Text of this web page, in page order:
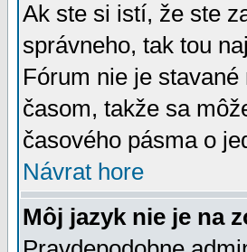
Ak ste si istí, že ste
správneho, tak tou
Fórum nie je
časom, takže sa
časového pásma o
Návrat hore
Môj jazyk nie je na